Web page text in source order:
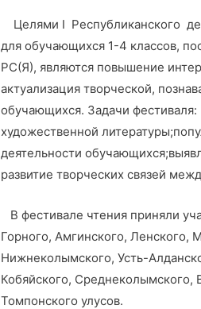
Целями I Реcпубликанского
для обучающихся 1-4 классов,
РС(Я), являются повышение
актуализация творческой,
обучающихся. Задачи
художественной
деятельности
развитие творческих связей
В фестивале чтения приняли
Горного, Амгинского, Ленского,
Нижнеколымского, Усть-
Кобяйского, Среднеколымского,
Томпонского улусов.